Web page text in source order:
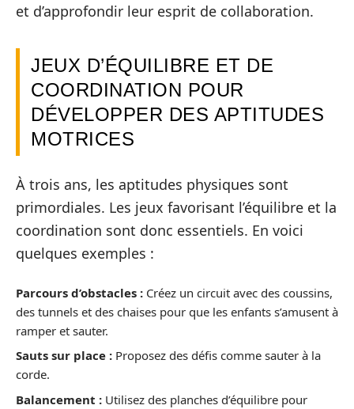
et d’approfondir leur esprit de collaboration.
JEUX D’ÉQUILIBRE ET DE
COORDINATION POUR
DÉVELOPPER DES APTITUDES
MOTRICES
À trois ans, les aptitudes physiques sont
primordiales. Les jeux favorisant l’équilibre et la
coordination sont donc essentiels. En voici
quelques exemples :
Parcours d’obstacles : Créez un circuit avec des coussins,
des tunnels et des chaises pour que les enfants s’amusent à
ramper et sauter.
Sauts sur place : Proposez des défis comme sauter à la
corde.
Balancement : Utilisez des planches d’équilibre pour